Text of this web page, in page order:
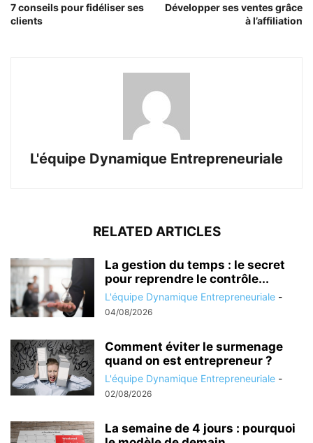
7 conseils pour fidéliser ses
clients
Développer ses ventes grâce
à l’affiliation
L'équipe Dynamique Entrepreneuriale
RELATED ARTICLES
La gestion du temps : le secret
pour reprendre le contrôle...
L'équipe Dynamique Entrepreneuriale -
04/08/2026
Comment éviter le surmenage
quand on est entrepreneur ?
L'équipe Dynamique Entrepreneuriale -
02/08/2026
La semaine de 4 jours : pourquoi